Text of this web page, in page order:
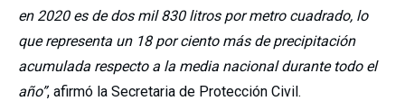
en 2020 es de dos mil 830 litros por metro cuadrado, lo
que representa un 18 por ciento más de precipitación
acumulada respecto a la media nacional durante todo el
año”, afirmó la Secretaria de Protección Civil.